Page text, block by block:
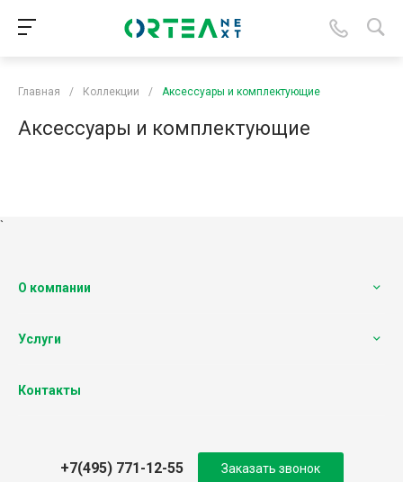
Главная / Коллекции / Аксессуары и комплектующие
Аксессуары и комплектующие
`
О компании
Услуги
Контакты
+7(495) 771-12-55 Заказать звонок